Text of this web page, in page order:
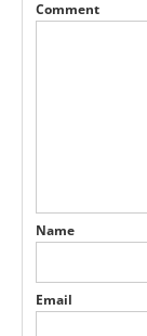
Comment
Name
Email